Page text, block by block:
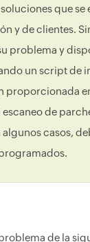
soluciones que
y de clientes.
problema y
un script de
proporcionada
de
casos,
de la